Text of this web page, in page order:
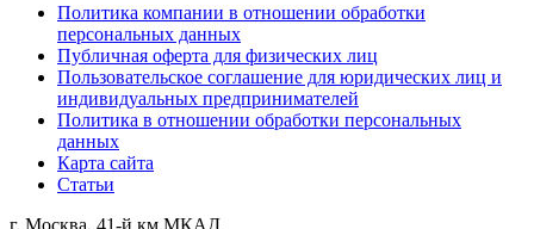
Политика компании в отношении обработки
персональных данных
Публичная оферта для физических лиц
Пользовательское соглашение для юридических лиц и
индивидуальных предпринимателей
Политика в отношении обработки персональных
данных
Карта сайта
Статьи
г. Москва, 41-й км МКАД